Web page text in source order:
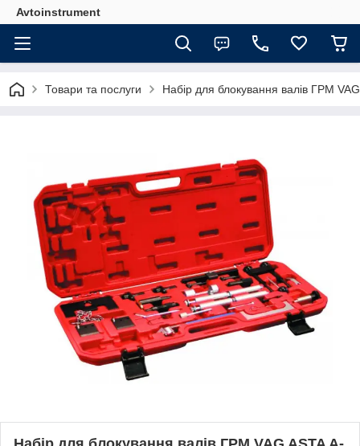
Avtoinstrument
Товари та послуги Набір для блокування валів ГРМ